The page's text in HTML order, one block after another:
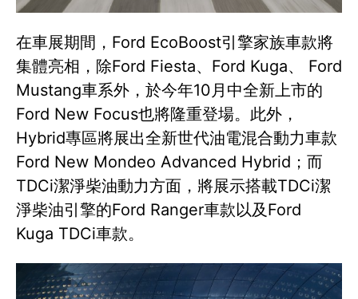
在車展期間，Ford EcoBoost引擎家族車款將
集體亮相，除Ford Fiesta、Ford Kuga、 Ford
Mustang車系外，於今年10月中全新上市的
Ford New Focus也將隆重登場。此外，
Hybrid專區將展出全新世代油電混合動力車款
Ford New Mondeo Advanced Hybrid；而
TDCi潔淨柴油動力方面，將展示搭載TDCi潔
淨柴油引擎的Ford Ranger車款以及Ford
Kuga TDCi車款。